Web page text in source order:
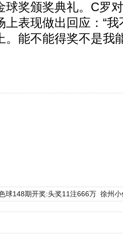
球奖颁奖典礼。C罗
上表现做出回应：“
。能不能得奖不是我
球148期开奖:头奖11注666万 徐州